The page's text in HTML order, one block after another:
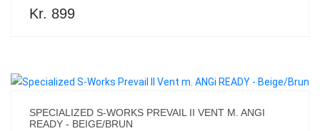
Kr. 899
SPECIALIZED S-WORKS PREVAIL II VENT M. ANGI
READY - BEIGE/BRUN